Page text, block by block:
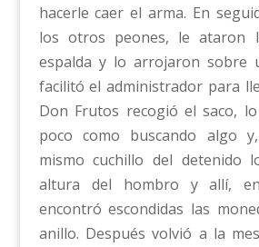
hacerle caer el arma. En
los otros peones, le ataron
espalda y lo arrojaron sobre
facilitó el administrador para
Don Frutos recogió el saco,
poco como buscando algo
mismo cuchillo del detenido
altura del hombro y allí,
encontró escondidas las
anillo. Después volvió a la